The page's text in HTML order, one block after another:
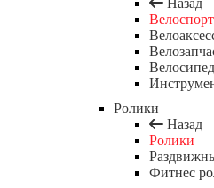
Велоспорт
Ролики
Назад
Ролики
Фитнес